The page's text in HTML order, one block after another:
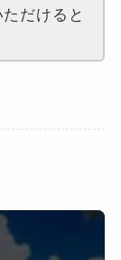
だけると